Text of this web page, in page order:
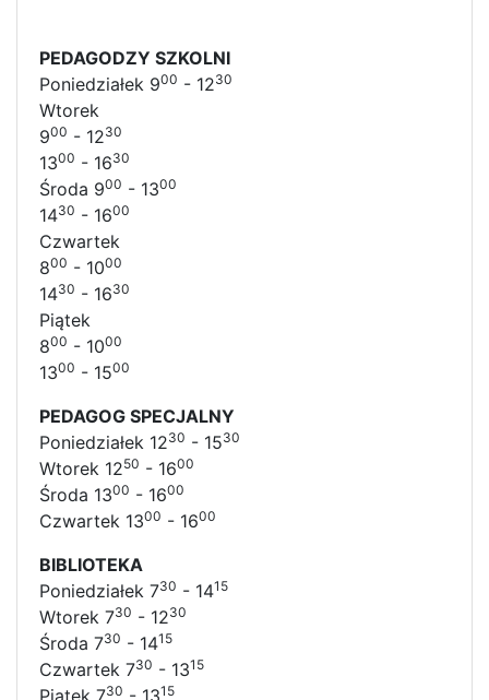
PEDAGODZY SZKOLNI
Poniedziałek 900 - 1230
Wtorek
900 - 1230
1300 - 1630
Środa 900 - 1300
1430 - 1600
Czwartek
800 - 1000
1430 - 1630
Piątek
800 - 1000
1300 - 1500
PEDAGOG SPECJALNY
Poniedziałek 1230 - 1530
Wtorek 1250 - 1600
Środa 1300 - 1600
Czwartek 1300 - 1600
BIBLIOTEKA
Poniedziałek 730 - 1415
Wtorek 730 - 1230
Środa 730 - 1415
Czwartek 730 - 1315
Piątek 730 - 1315